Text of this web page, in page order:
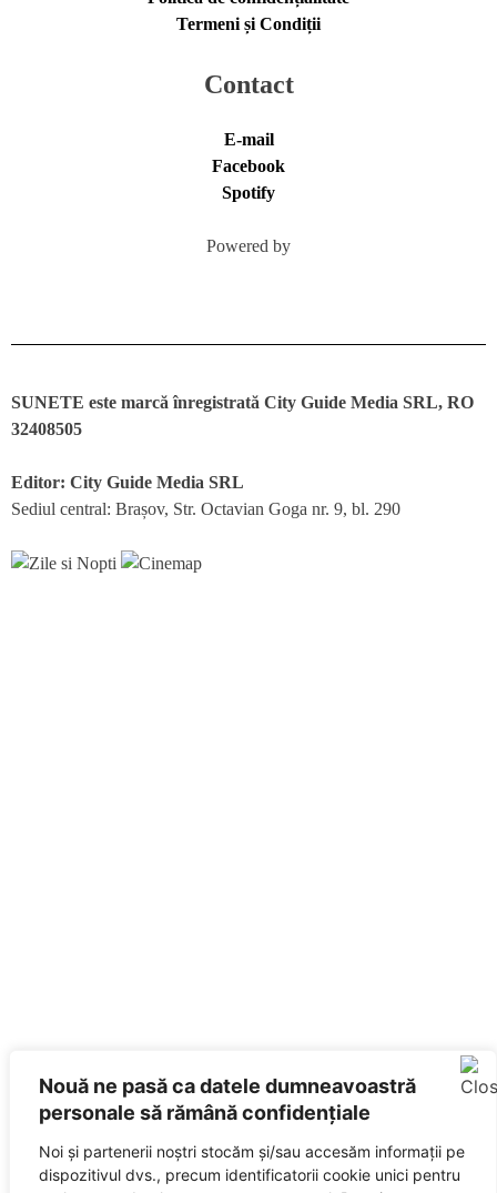
Nouă ne pasă ca datele dumneavoastră
personale să rămână confidențiale
Noi și partenerii noștri stocăm și/sau accesăm informații pe
dispozitivul dvs., precum identificatorii cookie unici pentru
Termeni și Condiții
Contact
E-mail
Facebook
Spotify
Powered by
SUNETE este marcă înregistrată City Guide Media SRL, RO
32408505
Editor: City Guide Media SRL
Sediul central: Brașov, Str. Octavian Goga nr. 9, bl. 290